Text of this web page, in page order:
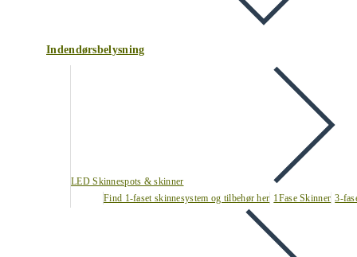
Indendørsbelysning
LED Skinnespots & skinner
Find 1-faset skinnesystem og tilbehør her 1Fase Skinner 3-